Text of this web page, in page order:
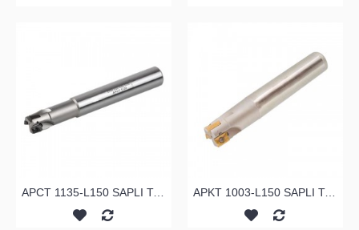
APCT 1135-L150 SAPLI TARAMA APKT 1003-L150 SAPLI TARAMA